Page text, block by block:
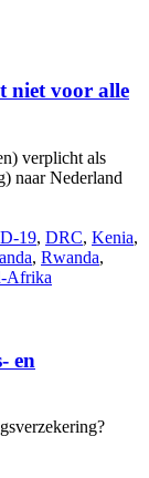
niet voor alle
verplicht als
naar Nederland
19, DRC, Kenia,
, Rwanda,
Afrika
en